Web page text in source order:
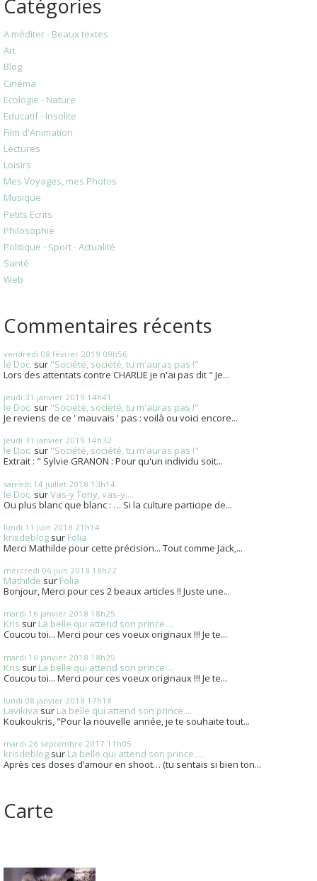
Catégories
A méditer - Beaux textes
Art
Blog
Cinéma
Ecologie - Nature
Educatif - Insolite
Film d'Animation
Lectures
Loisirs
Mes Voyages, mes Photos
Musique
Petits Ecrits
Philosophie
Politique - Sport - Actualité
Santé
Web
Commentaires récents
vendredi 08 février 2019 09h56
le Doc. sur "Société, société, tu m'auras pas !"
Lors des attentats contre CHARLIE je n'ai pas dit " Je...
jeudi 31 janvier 2019 14h41
le Doc. sur "Société, société, tu m'auras pas !"
Je reviens de ce ' mauvais ' pas : voilà ou voici encore...
jeudi 31 janvier 2019 14h32
le Doc. sur "Société, société, tu m'auras pas !"
Extrait : " Sylvie GRANON : Pour qu'un individu soit...
samedi 14 juillet 2018 13h14
le Doc. surVas-y Tony, vas-y....
Ou plus blanc que blanc : … Si la culture participe de...
lundi 11 juin 2018 21h14
krisdeblog sur Folia
Merci Mathilde pour cette précision... Tout comme Jack,...
mercredi 06 juin 2018 18h22
Mathilde sur Folia
Bonjour, Merci pour ces 2 beaux articles !! Juste une...
mardi 16 janvier 2018 18h25
Kris sur La belle qui attend son prince....
Coucou toi... Merci pour ces voeux originaux !!! Je te...
mardi 16 janvier 2018 18h25
Kris sur La belle qui attend son prince....
Coucou toi... Merci pour ces voeux originaux !!! Je te...
lundi 08 janvier 2018 17h18
Lavikiva sur La belle qui attend son prince....
Koukoukris, "Pour la nouvelle année, je te souhaite tout...
mardi 26 septembre 2017 11h05
krisdeblog sur La belle qui attend son prince....
Après ces doses d’amour en shoot… (tu sentais si bien ton...
Carte